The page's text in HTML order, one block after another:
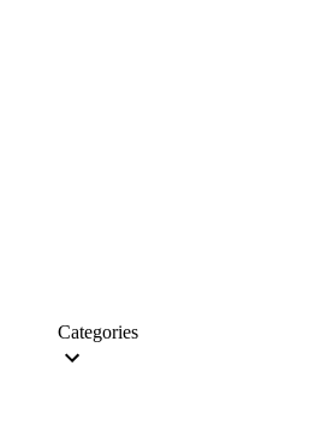
Categories